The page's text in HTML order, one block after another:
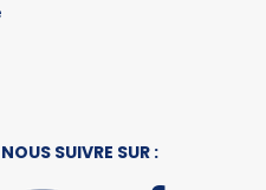
NOUS SUIVRE SUR :